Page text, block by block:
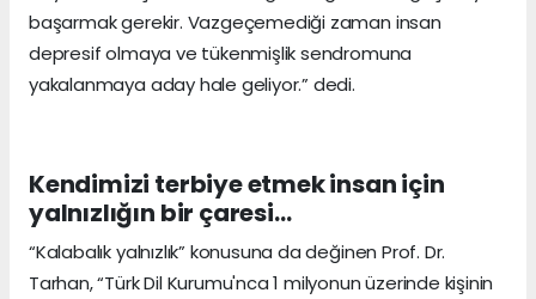
başarmak gerekir. Vazgeçemediği zaman insan
depresif olmaya ve tükenmişlik sendromuna
yakalanmaya aday hale geliyor.” dedi.
Kendimizi terbiye etmek insan için
yalnızlığın bir çaresi…
“Kalabalık yalnızlık” konusuna da değinen Prof. Dr.
Tarhan, “Türk Dil Kurumu'nca 1 milyonun üzerinde kişinin